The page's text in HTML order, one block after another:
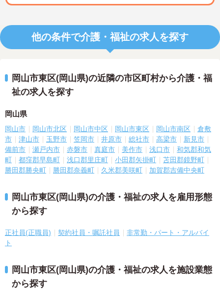
他の条件で介護・福祉の求人を探す
岡山市東区(岡山県)の近隣の市区町村から介護・福
祉の求人を探す
岡山県
岡山市 岡山市北区 岡山市中区 岡山市東区 岡山市南区
倉敷
市
津山市 玉野市 笠岡市 井原市 総社市 高梁市
新見市
備前市
瀬戸内市 赤磐市 真庭市 美作市 浅口市
和気郡和気
町
都窪郡早島町 浅口郡里庄町 小田郡矢掛町
苫田郡鏡野町
勝田郡勝央町
勝田郡奈義町 久米郡美咲町 加賀郡吉備中央町
岡山市東区(岡山県)の介護・福祉の求人を雇用形態
から探す
正社員(正職員) 契約社員・嘱託社員
非常勤・パート・アルバイ
ト
岡山市東区(岡山県)の介護・福祉の求人を施設業態
から探す